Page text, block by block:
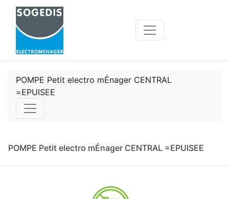
POMPE Petit electro mÉnager CENTRAL
=EPUISEE
POMPE Petit electro mÉnager CENTRAL =EPUISEE